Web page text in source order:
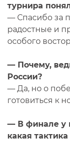
турнира
— Спасибо за
радостные и
особого
— Почему,
России?
— Да, но о
готовиться к
— В финале у
какая